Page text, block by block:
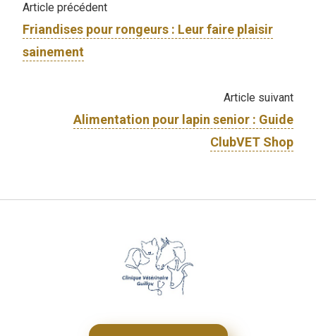
Article précédent
Friandises pour rongeurs : Leur faire plaisir
sainement
Article suivant
Alimentation pour lapin senior : Guide
ClubVET Shop